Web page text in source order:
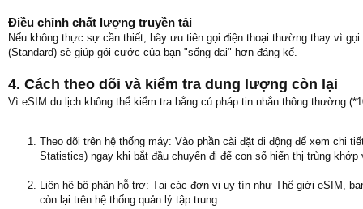
Điều chỉnh chất lượng truyền tải
Nếu không thực sự cần thiết, hãy ưu tiên gọi điện thoại thường thay vì
(Standard) sẽ giúp gói cước của bạn "sống dai" hơn đáng kể.
4. Cách theo dõi và kiểm tra dung lượng còn lại
Vì eSIM du lịch không thể kiểm tra bằng cú pháp tin nhắn thông thường
Theo dõi trên hệ thống máy: Vào phần cài đặt di động để xem chi
Statistics) ngay khi bắt đầu chuyến đi để con số hiển thị trùng
Liên hệ bộ phận hỗ trợ: Tại các đơn vị uy tín như Thế giới eSIM,
còn lại trên hệ thống quản lý tập trung.